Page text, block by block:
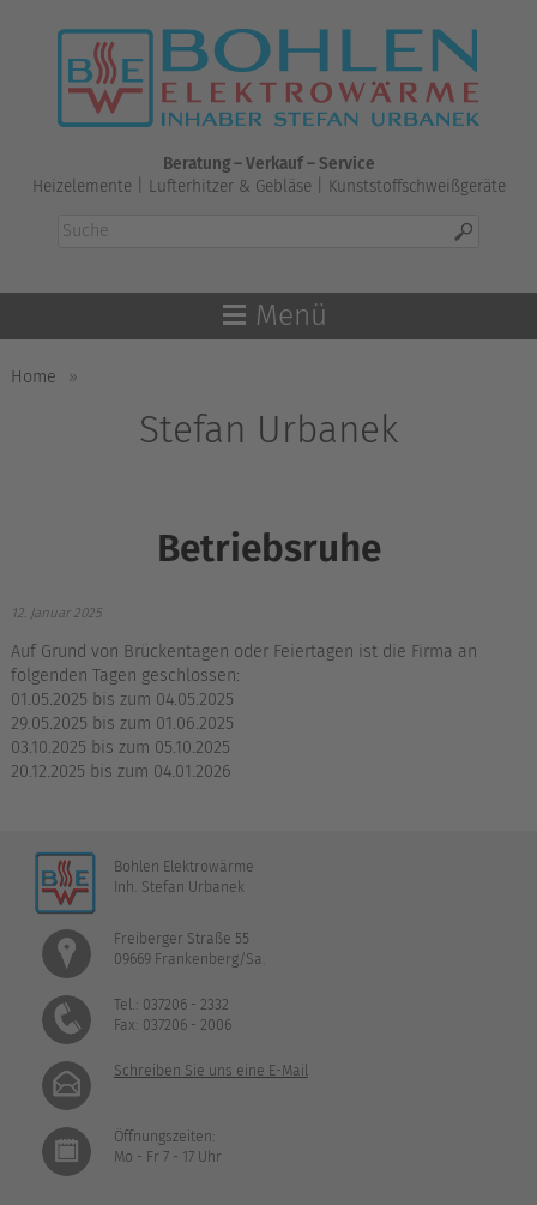
Beratung – Verkauf – Service
Heizelemente | Lufterhitzer & Gebläse | Kunststoffschweißgeräte
Menü
Home »
Stefan Urbanek
Betriebsruhe
12. Januar 2025
Auf Grund von Brückentagen oder Feiertagen ist die Firma an
folgenden Tagen geschlossen:
01.05.2025 bis zum 04.05.2025
29.05.2025 bis zum 01.06.2025
03.10.2025 bis zum 05.10.2025
20.12.2025 bis zum 04.01.2026
Bohlen Elektrowärme
Inh. Stefan Urbanek
Freiberger Straße 55
09669 Frankenberg/Sa.
Tel.: 037206 - 2332
Fax: 037206 - 2006
Schreiben Sie uns eine E-Mail
Öffnungszeiten:
Mo - Fr 7 - 17 Uhr